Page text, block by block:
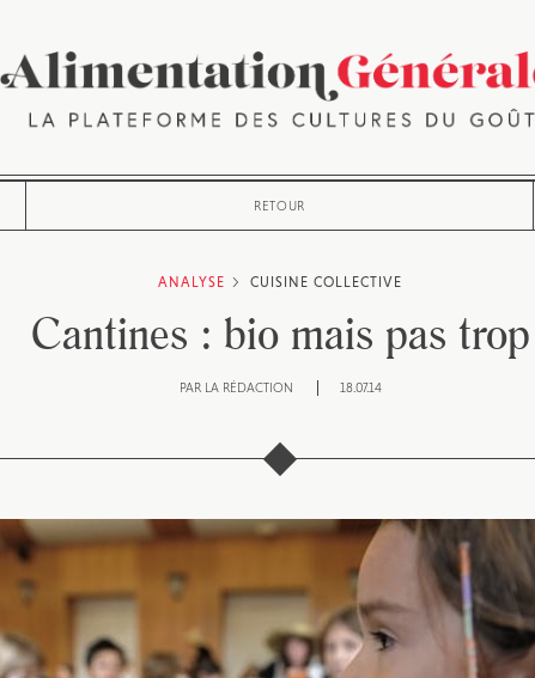
RETOUR
ANALYSE CUISINE COLLECTIVE
Cantines : bio mais pas trop
PAR LA RÉDACTION 18.07.14